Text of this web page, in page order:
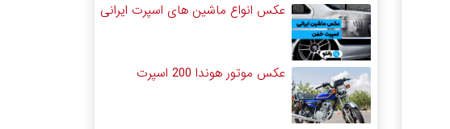
عکس انواع ماشین های اسپرت ایرانی
عکس موتور هوندا 200 اسپرت